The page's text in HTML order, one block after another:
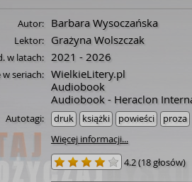
Autor: Barbara Wysoczańska
Lektor: Grażyna Wolszczak
w latach: 2021 - 2026
seriach: WielkieLitery.pl
Audiobook
Audiobook - Heraclon
Autotagi: druk książki powieści
proza
Więcej informacji...
4.2(18 głosów)